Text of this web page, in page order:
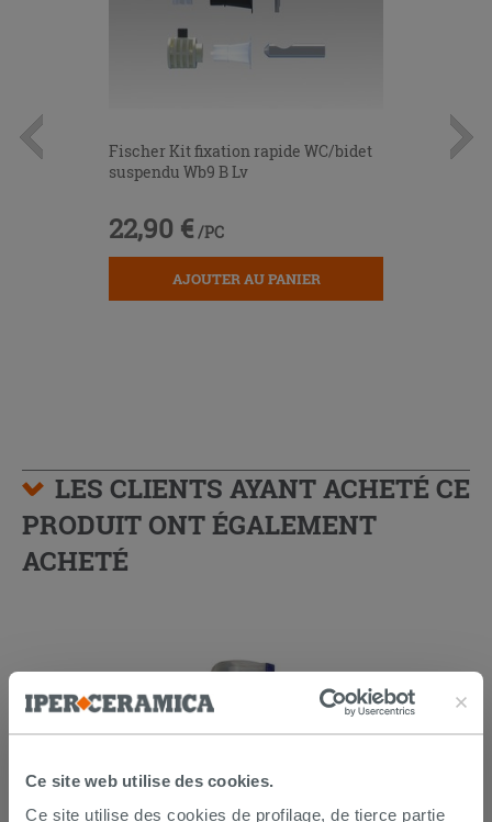
Ce site web utilise des cookies.
Ce site utilise des cookies de profilage, de tierce partie
Fischer Kit fixation rapide WC/bidet
suspendu Wb9 B Lv
22,90 € /PC
AJOUTER AU PANIER
LES CLIENTS AYANT ACHETÉ CE
PRODUIT ONT ÉGALEMENT
ACHETÉ